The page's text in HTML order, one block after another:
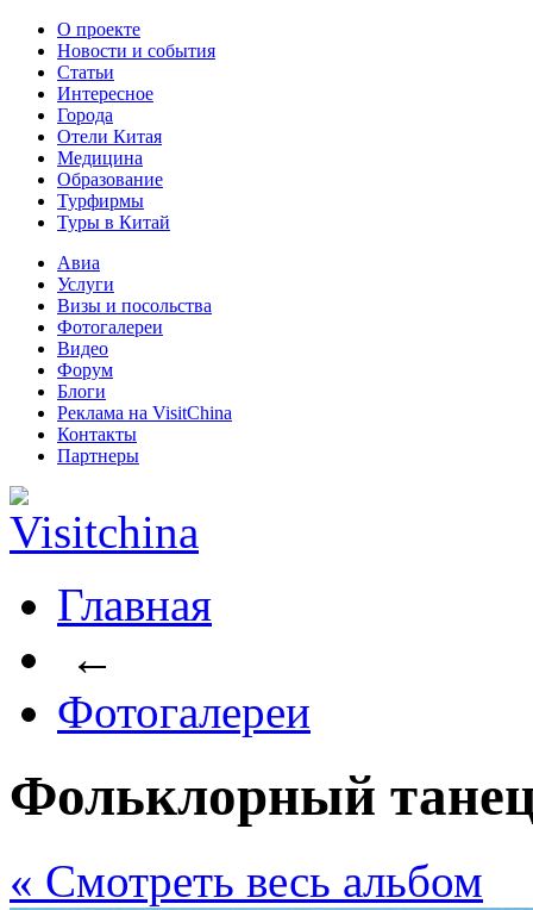
О проекте
Новости и события
Статьи
Интересное
Города
Отели Китая
Медицина
Образование
Турфирмы
Туры в Китай
Авиа
Услуги
Визы и посольства
Фотогалереи
Видео
Форум
Блоги
Реклама на VisitChina
Контакты
Партнеры
Главная
←
Фотогалереи
Фольклорный
« Cмотреть весь альбом